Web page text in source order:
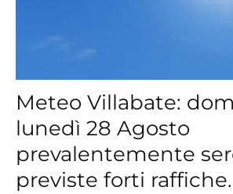
Meteo Villabate:
lunedì 28 Agosto
prevalentemente
previste forti